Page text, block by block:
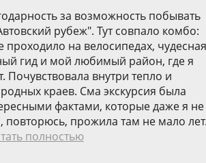
за возможность побывать
рубеж". Тут совпало комбо:
проходило на велосипедах, чудесная
гид и мой любимый район, где я
Почувствовала внутри тепло и
краев. Сма экскурсия была
фактами, которые даже я не
повторюсь, прожила там не мало
полностью